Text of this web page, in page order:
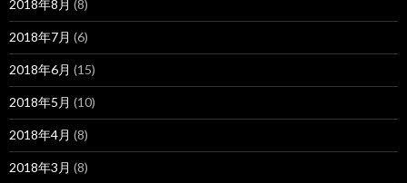
2018年8月 (8)
2018年7月 (6)
2018年6月 (15)
2018年5月 (10)
2018年4月 (8)
2018年3月 (8)